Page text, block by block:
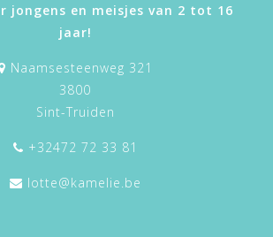
jongens en meisjes van 2 tot 16
jaar!
Naamsesteenweg 321
3800
Sint-Truiden
+32472 72 33 81
lotte@kamelie.be